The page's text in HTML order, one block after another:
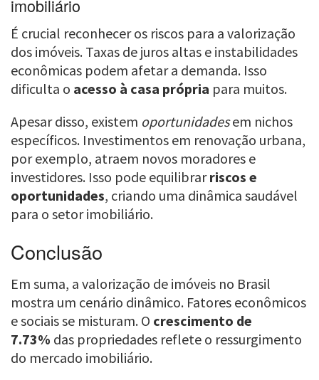
imobiliário
É crucial reconhecer os riscos para a valorização
dos imóveis. Taxas de juros altas e instabilidades
econômicas podem afetar a demanda. Isso
dificulta o acesso à casa própria para muitos.
Apesar disso, existem oportunidadesem nichos
específicos. Investimentos em renovação urbana,
por exemplo, atraem novos moradores e
investidores. Isso pode equilibrarriscos e
oportunidades, criando uma dinâmica saudável
para o setor imobiliário.
Conclusão
Em suma, a valorização de imóveis no Brasil
mostra um cenário dinâmico. Fatores econômicos
e sociais se misturam. O crescimento de
7.73% das propriedades reflete o ressurgimento
do mercado imobiliário.